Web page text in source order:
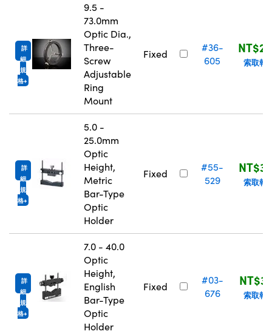
詳
細
規
格
9.5 -
73.0mm
Optic Dia.,
Three-
Screw
Adjustable
Ring
Mount
Fixed
#36-
605
索取報
詳
細
規
格
5.0 -
25.0mm
Optic
Height,
Metric
Bar-Type
Optic
Holder
Fixed
#55-
529
索取報
詳
細
規
格
7.0 - 40.0
Optic
Height,
English
Bar-Type
Optic
Holder
Fixed
#03-
676
索取報